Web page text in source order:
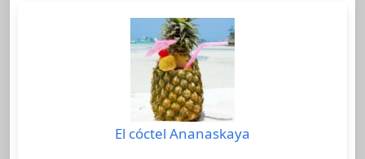
El cóctel Ananaskaya